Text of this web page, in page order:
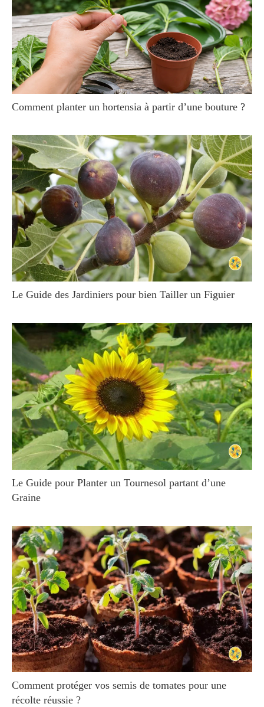
Comment planter un hortensia à partir d’une bouture ?
Le Guide des Jardiniers pour bien Tailler un Figuier
Le Guide pour Planter un Tournesol partant d’une
Graine
Comment protéger vos semis de tomates pour une
récolte réussie ?